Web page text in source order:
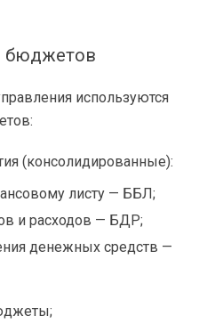
бюджетов
используются
(консолидированные):
листу — ББЛ;
и расходов — БДР;
денежных средств —